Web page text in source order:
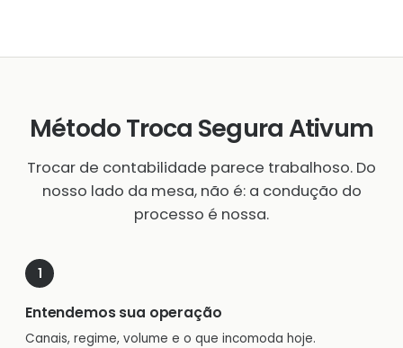
Método Troca Segura Ativum
Trocar de contabilidade parece trabalhoso. Do
nosso lado da mesa, não é: a condução do
processo é nossa.
Entendemos sua operação
Canais, regime, volume e o que incomoda hoje.